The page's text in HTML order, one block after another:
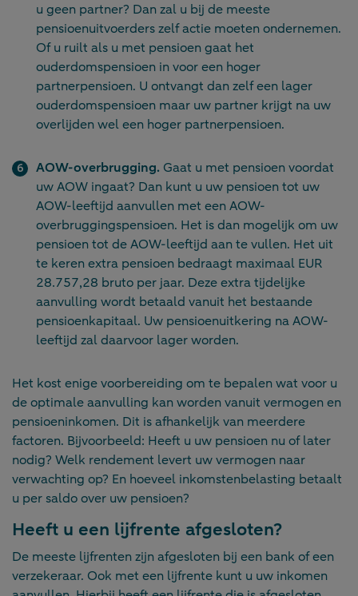
u geen partner? Dan zal u bij de meeste
pensioenuitvoerders zelf actie moeten ondernemen.
Of u ruilt als u met pensioen gaat het
ouderdomspensioen in voor een hoger
partnerpensioen. U ontvangt dan zelf een lager
ouderdomspensioen maar uw partner krijgt na uw
overlijden wel een hoger partnerpensioen.
AOW-overbrugging. Gaat u met pensioen voordat
uw AOW ingaat? Dan kunt u uw pensioen tot uw
AOW-leeftijd aanvullen met een AOW-
overbruggingspensioen. Het is dan mogelijk om uw
pensioen tot de AOW-leeftijd aan te vullen. Het uit
te keren extra pensioen bedraagt maximaal EUR
28.757,28 bruto per jaar. Deze extra tijdelijke
aanvulling wordt betaald vanuit het bestaande
pensioenkapitaal. Uw pensioenuitkering na AOW-
leeftijd zal daarvoor lager worden.
Het kost enige voorbereiding om te bepalen wat voor u
de optimale aanvulling kan worden vanuit vermogen en
pensioeninkomen. Dit is afhankelijk van meerdere
factoren. Bijvoorbeeld: Heeft u uw pensioen nu of later
nodig? Welk rendement levert uw vermogen naar
verwachting op? En hoeveel inkomstenbelasting betaalt
u per saldo over uw pensioen?
Heeft u een lijfrente afgesloten?
De meeste lijfrenten zijn afgesloten bij een bank of een
verzekeraar. Ook met een lijfrente kunt u uw inkomen